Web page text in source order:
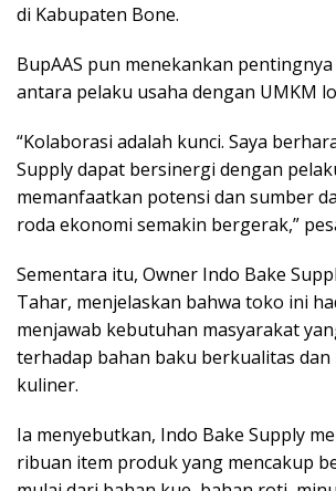
di Kabupaten Bone.
BupAAS pun menekankan
antara pelaku usaha dengan UMKM
“Kolaborasi adalah kunci. Saya
Supply dapat bersinergi dengan
memanfaatkan potensi dan sumber
roda ekonomi semakin bergerak,”
Sementara itu, Owner Indo Bake
Tahar, menjelaskan bahwa toko ini
menjawab kebutuhan masyarakat
terhadap bahan baku berkualitas
kuliner.
Ia menyebutkan, Indo Bake Supply
ribuan item produk yang mencakup